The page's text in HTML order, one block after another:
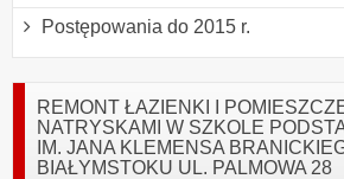
Postępowania do 2015 r.
REMONT ŁAZIENKI I
NATRYSKAMI W SZKOLE
IM. JANA KLEMENSA
BIAŁYMSTOKU UL. PALMOWA 28